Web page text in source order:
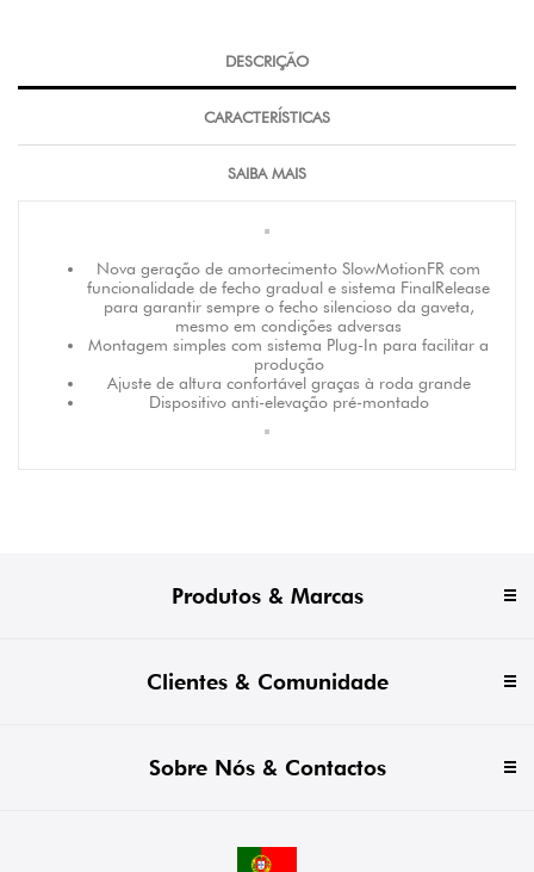
DESCRIÇÃO
CARACTERÍSTICAS
SAIBA MAIS
"
Nova geração de amortecimento SlowMotionFR com
funcionalidade de fecho gradual e sistema FinalRelease
para garantir sempre o fecho silencioso da gaveta,
mesmo em condições adversas
Montagem simples com sistema Plug-In para facilitar a
produção
Ajuste de altura confortável graças à roda grande
Dispositivo anti-elevação pré-montado
"
Produtos & Marcas
Clientes & Comunidade
Sobre Nós & Contactos